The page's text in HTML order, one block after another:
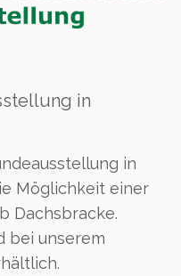
in
in
Möglichkeit einer
Dachsbracke.
bei unserem